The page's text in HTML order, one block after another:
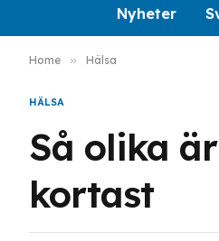
Nyheter
Home » Hälsa
HÄLSA
Så olika
kortast